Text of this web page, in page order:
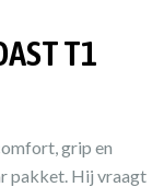
T1
grip en
pakket. Hij vraagt